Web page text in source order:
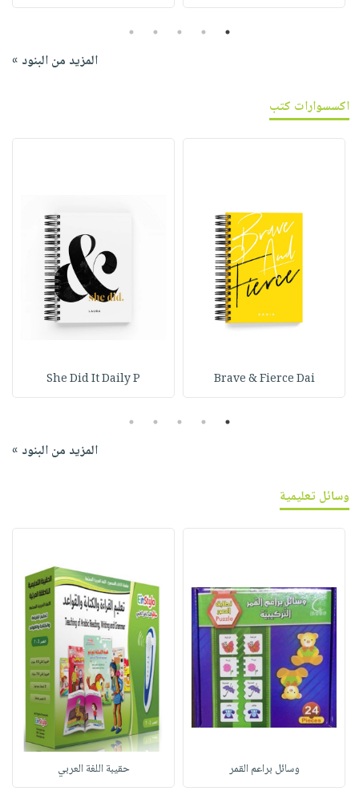
1
2
3
4
5
المزيد من البنود »
اكسسوارات كتب
Brave & Fierce Dai
She Did It Daily P
1
2
3
4
5
المزيد من البنود »
وسائل تعليمية
وسائل براعم القمر حقيبة اللغة العربي